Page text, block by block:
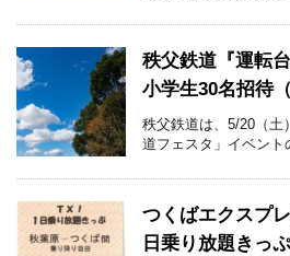
秩父鉄道『運転
小学生30名招待
秩父鉄道は、5/20（土
道フェスタ」イベント
つくばエクスプ
日乗り放題きっ